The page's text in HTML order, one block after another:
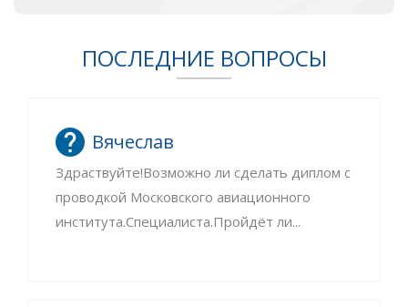
ПОСЛЕДНИЕ ВОПРОСЫ
Вячеслав
Здраствуйте!Возможно ли сделать диплом с
проводкой Московского авиационного
института.Специалиста.Пройдёт ли...